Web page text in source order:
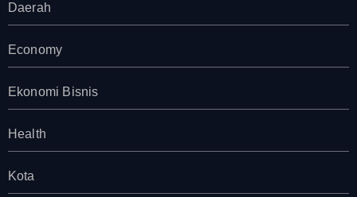
Daerah
Economy
Ekonomi Bisnis
Health
Kota